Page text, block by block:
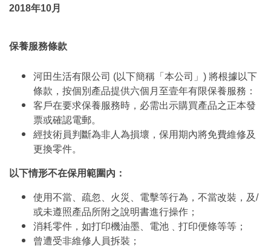
2018年10月
保養服務條款
河田生活有限公司 (以下簡稱「本公司」) 將根據以下
條款，按個別產品提供六個月至壹年有限保養服務：
客戶在要求保養服務時，必需出示購買產品之正本發
票或確認電郵。
經技術員判斷為非人為損壞，保用期內將免費維修及
更換零件。
以下情形不在保用範圍內：
使用不當、疏忽、火災、電擊等行為，不當改裝，及/
或未遵照產品所附之說明書進行操作；
消耗零件，如打印機油墨、電池﹑打印便條等等；
曾遭受非維修人員拆裝；